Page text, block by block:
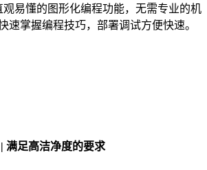
易懂的图形化编程功能，无需专业的机
速掌握编程技巧，部署调试方便快速。
| 满足高洁净度的要求